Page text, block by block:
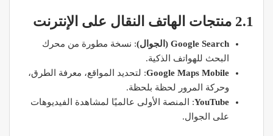
2.1 منتجات الهاتف النقال على الإنترنت
Google Search (الجوال)
: نسخة مطورة من محرك
البحث للهواتف الذكية.
Google Maps Mobile: لتحديد المواقع، معرفة الطرق،
وحركة المرور لحظة بلحظة.
YouTube: المنصة الأولى عالميًا لمشاهدة الفيديوهات
على الجوال.